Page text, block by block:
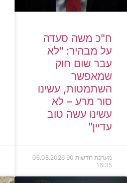
ח"כ משה סעדה
על מבהיר: "לא
עבר שום חוק
שמאפשר
השתמטות, עשינו
סור מרע – לא
עשינו עשה טוב
עדיין"
מערכת חדשות 90
06.08.2026
16:35